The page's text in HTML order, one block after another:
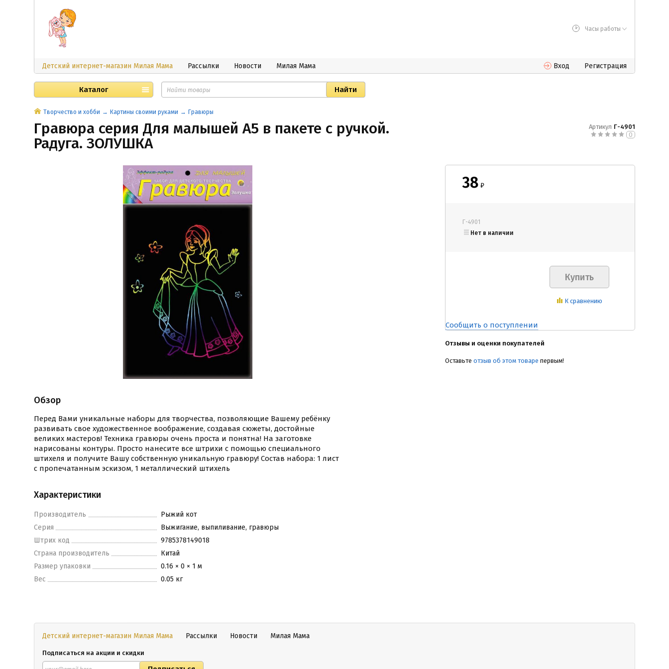
Часы работы
Детский интернет-магазин Милая Мама Рассылки Новости Милая Мама Вход Регистрация
Каталог
Творчество и хобби Картины своими руками Гравюры
Гравюра серия Для малышей А5 в пакете с ручкой.
Радуга. ЗОЛУШКА
Артикул Г-4901
0
Обзор
Перед Вами уникальные наборы для творчества, позволяющие Вашему ребёнку
развивать свое художественное воображение, создавая сюжеты, достойные
великих мастеров! Техника гравюры очень проста и понятна! На заготовке
нарисованы контуры. Просто нанесите все штрихи с помощью специального
штихеля и получите Вашу собственную уникальную гравюру! Состав набора: 1 лист
с пропечатанным эскизом, 1 металлический штихель
Характеристики
Производитель
Рыжий кот
Серия
Выжигание, выпиливание, гравюры
Штрих код
9785378149018
Страна производитель
Китай
Размер упаковки
0.16 × 0 × 1 м
Вес
0.05 кг
38 ₽
Г-4901
Нет в наличии
К сравнению
Сообщить о поступлении
Отзывы и оценки покупателей
Оставьте отзыв об этом товаре первым!
Детский интернет-магазин Милая Мама Рассылки Новости Милая Мама
Подписаться на акции и скидки